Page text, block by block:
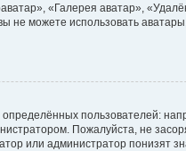
«Галерея аватар»,
не можете использовать
пользователей:
Пожалуйста, не
или администратор понизят